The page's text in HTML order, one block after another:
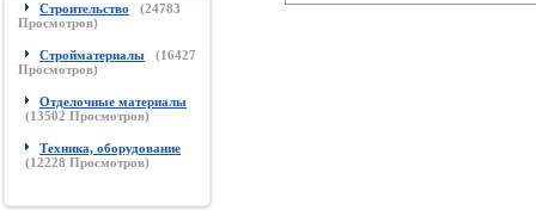
Строительство (24783
Просмотров)
Стройматериалы (16427
Просмотров)
Отделочные материалы
(13502 Просмотров)
Техника, оборудование
(12228 Просмотров)